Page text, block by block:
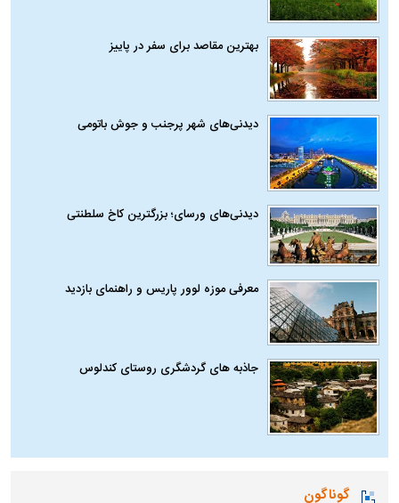
بهترین مقاصد برای سفر در پاییز
دیدنی‌های شهر پرجنب و جوش باتومی
دیدنی‌های ورسای؛ بزرگترین کاخ سلطنتی
معرفی موزه لوور پاریس و راهنمای بازدید
جاذبه های گردشگری روستای کندلوس
گوناگون